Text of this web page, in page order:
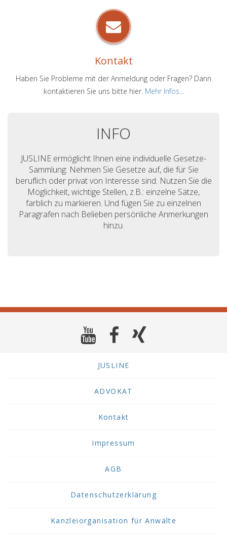
Kontakt
Haben Sie Probleme mit der Anmeldung oder Fragen? Dann
kontaktieren Sie uns bitte hier. Mehr Infos...
INFO
JUSLINE ermöglicht Ihnen eine individuelle Gesetze-
Sammlung: Nehmen Sie Gesetze auf, die für Sie
beruflich oder privat von Interesse sind. Nutzen Sie die
Möglichkeit, wichtige Stellen, z.B.: einzelne Sätze,
farblich zu markieren. Und fügen Sie zu einzelnen
Paragrafen nach Belieben persönliche Anmerkungen
hinzu.
JUSLINE
ADVOKAT
Kontakt
Impressum
AGB
Datenschutzerklärung
Kanzleiorganisation für Anwälte